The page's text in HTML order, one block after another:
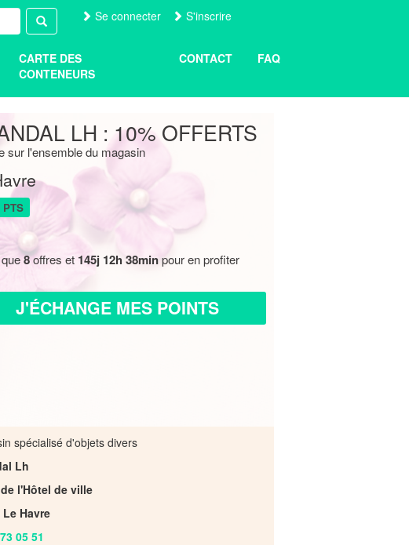
Se connecter S'inscrire
CARTE DES
CONTENEURS
CONTACT FAQ
LH : 10% OFFERTS
sur l'ensemble du magasin
PTS
8offres et 145j 12h 38minpour en profiter
J'ÉCHANGE MES POINTS
spécialisé d'objets divers
Lh
l'Hôtel de ville
Le Havre
05 51